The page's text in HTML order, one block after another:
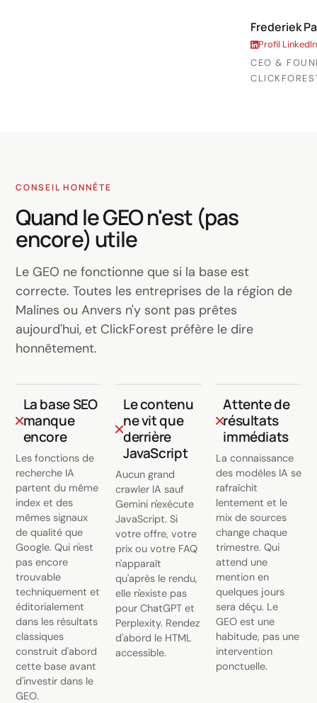
Frederiek
Profil LinkedIn
CEO &
CONSEIL HONNÊTE
Quand le GEO n'est (pas
encore) utile
Le GEO ne fonctionne que si la base est
correcte. Toutes les entreprises de la région de
Malines ou Anvers n'y sont pas prêtes
aujourd'hui, et ClickForest préfère le dire
honnêtement.
La base SEO
manque
encore
Les fonctions de
recherche IA
partent du même
index et des
mêmes signaux
de qualité que
Google. Qui n'est
pas encore
trouvable
techniquement et
éditorialement
dans les résultats
classiques
construit d'abord
cette base avant
d'investir dans le
GEO.
Le contenu
ne vit que
derrière
JavaScript
Aucun grand
crawler IA sauf
Gemini n'exécute
JavaScript. Si
votre offre, votre
prix ou votre FAQ
n'apparaît
qu'après le rendu,
elle n'existe pas
pour ChatGPT et
Perplexity. Rendez
d'abord le HTML
accessible.
Attente de
résultats
immédiats
La connaissance
des modèles IA se
rafraîchit
lentement et le
mix de sources
change chaque
trimestre. Qui
attend une
mention en
quelques jours
sera déçu. Le
GEO est une
habitude, pas une
intervention
ponctuelle.